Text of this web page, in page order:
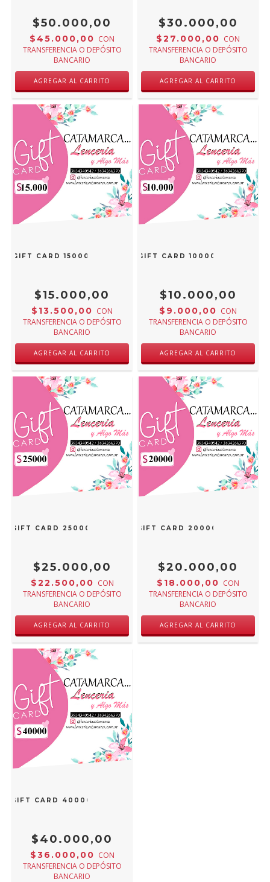
$50.000,00
$45.000,00 CON
TRANSFERENCIA O DEPÓSITO
BANCARIO
$30.000,00
$27.000,00 CON
TRANSFERENCIA O DEPÓSITO
BANCARIO
GIFT CARD 15000
$15.000,00
$13.500,00 CON
TRANSFERENCIA O DEPÓSITO
BANCARIO
GIFT CARD 10000
$10.000,00
$9.000,00 CON
TRANSFERENCIA O DEPÓSITO
BANCARIO
GIFT CARD 25000
$25.000,00
$22.500,00 CON
TRANSFERENCIA O DEPÓSITO
BANCARIO
GIFT CARD 20000
$20.000,00
$18.000,00 CON
TRANSFERENCIA O DEPÓSITO
BANCARIO
GIFT CARD 40000
$40.000,00
$36.000,00 CON
TRANSFERENCIA O DEPÓSITO
BANCARIO